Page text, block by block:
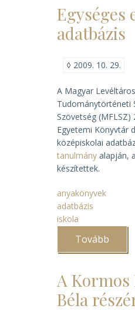
Egységes
adatbázis
◊ 2009. 10. 29.
A Magyar
Tudománytörténeti
Szövetség
Egyetemi Könyvtár
középiskolai
tanulmány alapján,
készítettek.
anyakönyvek
adatbázis
iskola
Tovább
és
A Kormos
Béla